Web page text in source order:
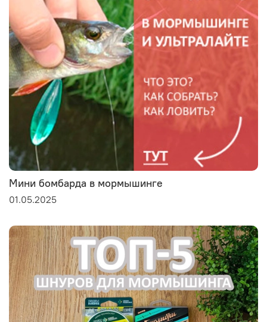
Мини бомбарда в мормышинге
01.05.2025